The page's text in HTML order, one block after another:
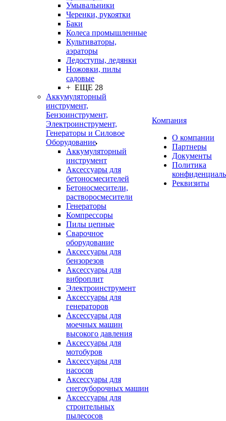
Умывальники
Черенки, рукоятки
Баки
Колеса промышленные
Культиваторы,
аэраторы
Ледоступы, ледянки
Ножовки, пилы
садовые
+ ЕЩЕ 28
Аккумуляторный
инструмент,
Бензоинструмент,
Электроинструмент,
Генераторы и Силовое
Оборудование
Аккумуляторный
инструмент
Аксессуары для
бетоносмесителей
Бетоносмесители,
растворосмесители
Генераторы
Компрессоры
Пилы цепные
Сварочное
оборудование
Аксессуары для
бензорезов
Аксессуары для
виброплит
Электроинструмент
Аксессуары для
генераторов
Аксессуары для
моечных машин
высокого давления
Аксессуары для
мотобуров
Аксессуары для
насосов
Аксессуары для
снегоуборочных машин
Аксессуары для
строительных
пылесосов
Компания
О компании
Партнеры
Документы
Политика
Реквизиты